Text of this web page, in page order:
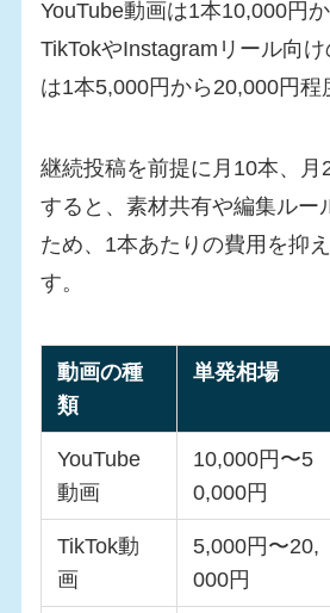
YouTube動画は1本10,000円か
TikTokやInstagramリール向
は1本5,000円から20,000円程
継続投稿を前提に月10本、月
すると、素材共有や編集ルー
ため、1本あたりの費用を抑
す。
動画の種
類
単発相場
YouTube
動画
10,000円〜5
0,000円
TikTok動
画
5,000円〜20,
000円